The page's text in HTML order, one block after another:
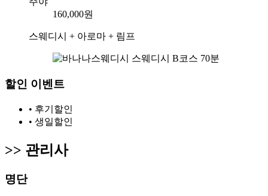
160,000원
스웨디시 + 아로마 + 림프
할인 이벤트
• 후기할인
• 생일할인
>> 관리사
명단